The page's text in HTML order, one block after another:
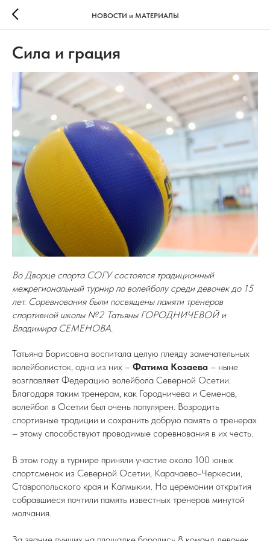
НОВОСТИ и МАТЕРИАЛЫ
Сила и грация
Во Дворце спорта СОГУ состоялся традиционный
межрегиональный турнир по волейболу среди девочек до 15
лет. Соревнования были посвящены памяти тренеров
спортивной школы №2 Татьяны ГОРОДНИЧЕВОЙ и
Владимира СЕМЕНОВА.
Татьяна Борисовна воспитала целую плеяду замечательных
волейболисток, одна из них – Фатима Козаева – ныне
возглавляет Федерацию волейбола Северной Осетии.
Благодаря таким тренерам, как Городничева и Семенов,
волейбол в Осетии был очень популярен. Возродить
спортивные традиции и сохранить добрую память о тренерах
– этому способствуют проводимые соревнования в их честь.
В этом году в турнире приняли участие около 100 юных
спортсменок из Северной Осетии, Карачаево-Черкесии,
Ставропольского края и Калмыкии. На церемонии открытия
собравшиеся почтили память известных тренеров минутой
молчания.